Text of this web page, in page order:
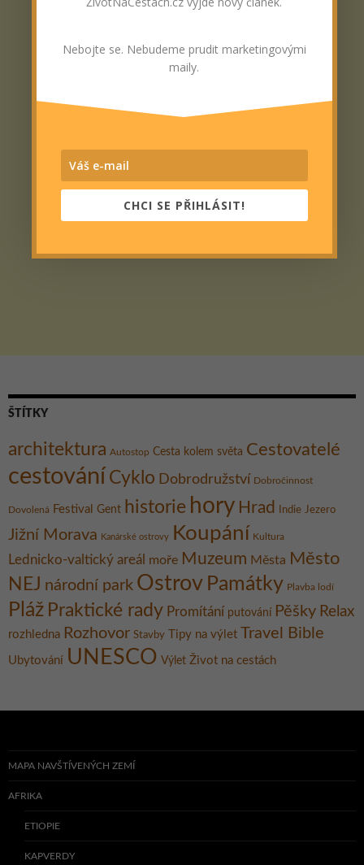
ŠTÍTKY
architektura Autostop Cesta kolem světa Cestovatelé
cestování Cyklo Dobrodružství Dobročinnost
Dovolená Festival Gent historie hory Hrad Indie Jezero
Jižní Morava Kanárské ostrovy Koupání Kultura
Lednicko-valtický areál moře Muzeum Města Město
NEJ národní park Ostrov Památky Plavba lodí
Pláž Praktické rady Promítání putování Pěšky Relax
rozhledna Rozhovor Stavby Tipy na výlet Travel Bible
Ubytování UNESCO Výlet Život na cestách
MAPA NAVŠTÍVENÝCH ZEMÍ
AFRIKA
ETIOPIE
KAPVERDY
Nebojte se. Nebudeme prudit marketingovými
maily.
CHCI SE PŘIHLÁSIT!